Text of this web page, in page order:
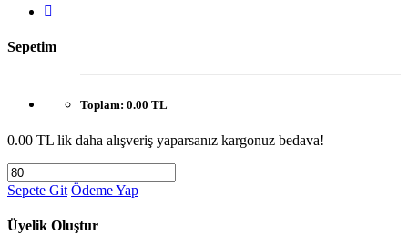
Sepetim
Toplam: 0.00 TL
0.00 TL lik daha alışveriş yaparsanız kargonuz bedava!
Sepete Git Ödeme Yap
Üyelik Oluştur